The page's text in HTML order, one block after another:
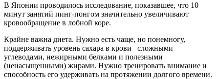
В Японии проводилось исследование, показавшее, что 10
минут занятий пинг-понгом значительно увеличивают
кровообращение в лобной коре.
Крайне важна диета. Нужно есть чаще, но понемногу,
поддерживать уровень сахара в крови сложными
углеводами, нежирными белками и полезными
(ненасыщенными) жирами. Нужно тренировать внимание и
способность его удерживать на протяжении долгого времени.